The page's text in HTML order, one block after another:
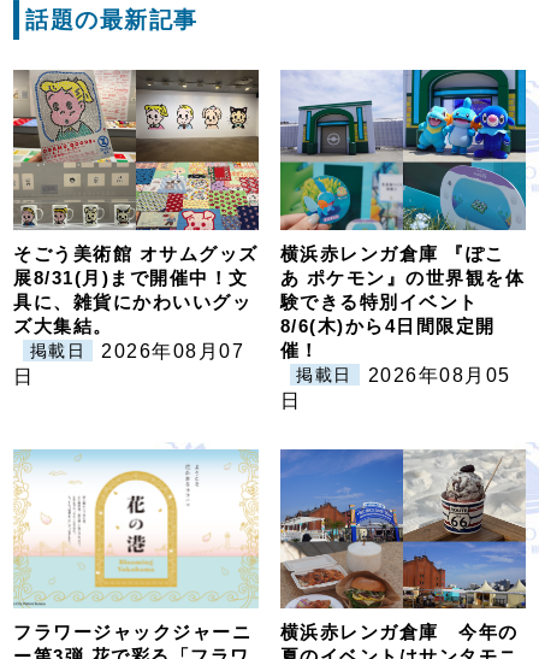
話題の最新記事
そごう美術館 オサムグッズ
展8/31(月)まで開催中！文
具に、雑貨にかわいいグッ
ズ大集結。
掲載日
2026年08月07
日
横浜赤レンガ倉庫 『ぽこ
あ ポケモン』の世界観を体
験できる特別イベント
8/6(木)から4日間限定開
催！
掲載日
2026年08月05
日
フラワージャックジャーニ
横浜赤レンガ倉庫 今年の